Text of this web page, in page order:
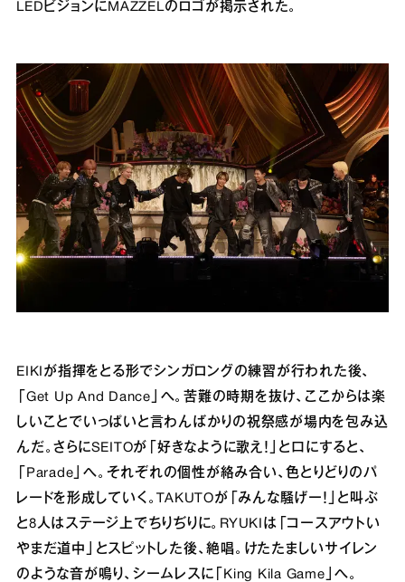
LEDビジョンにMAZZELのロゴが掲示された。
EIKIが指揮をとる形でシンガロングの練習が行われた後、
「Get Up And Dance」へ。苦難の時期を抜け、ここからは楽
しいことでいっぱいと言わんばかりの祝祭感が場内を包み込
んだ。さらにSEITOが「好きなように歌え！」と口にすると、
「Parade」へ。それぞれの個性が絡み合い、色とりどりのパ
レードを形成していく。TAKUTOが「みんな騒げー！」と叫ぶ
と8人はステージ上でちりぢりに。RYUKIは「コースアウトい
やまだ道中」とスピットした後、絶唱。けたたましいサイレン
のような音が鳴り、シームレスに「King Kila Game」へ。